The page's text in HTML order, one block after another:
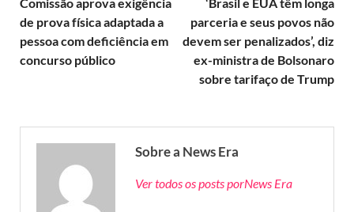
Comissão aprova exigência
de prova física adaptada a
pessoa com deficiência em
concurso público
‘Brasil e EUA têm longa
parceria e seus povos não
devem ser penalizados’, diz
ex-ministra de Bolsonaro
sobre tarifaço de Trump
Sobre a News Era
Ver todos os posts porNews Era